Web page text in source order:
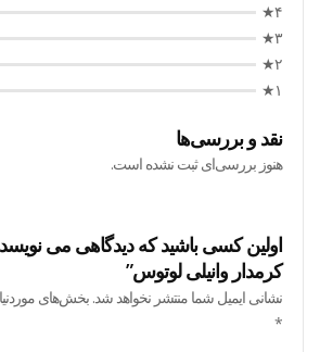
۴★
۳★
۲★
۱★
نقد و بررسی‌ها
هنوز بررسی‌ای ثبت نشده است.
اولین کسی باشید که دیدگاهی می
کرمدار وانیلی لوتوس”
نشانی ایمیل شما منتشر نخواهد شد. بخش‌های
*